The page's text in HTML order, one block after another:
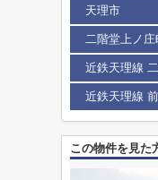
天理市
二階堂上ノ庄
近鉄天理線
近鉄天理線
この物件を見た